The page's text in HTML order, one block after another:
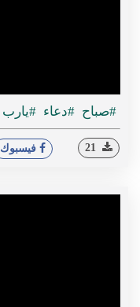
#صباح #دعاء #يارب
فيسبوك